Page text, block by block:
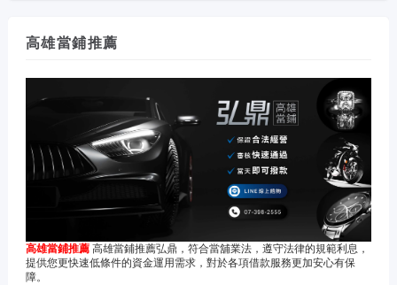
高雄當鋪推薦
高雄當鋪推薦高雄當鋪推薦弘鼎，符合當舖業法，遵守法律的規範利息，
提供您更快速低條件的資金運用需求，對於各項借款服務更加安心有保
障。